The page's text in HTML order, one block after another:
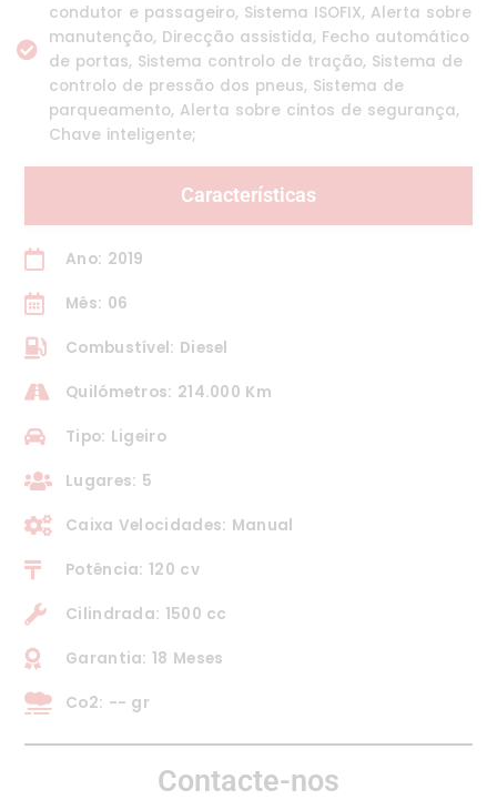
condutor e passageiro, Sistema ISOFIX, Alerta sobre
manutenção, Direcção assistida, Fecho automático
de portas, Sistema controlo de tração, Sistema de
controlo de pressão dos pneus, Sistema de
parqueamento, Alerta sobre cintos de segurança,
Chave inteligente;
Características
Ano: 2019
Mês: 06
Combustível: Diesel
Quilómetros: 214.000 Km
Tipo: Ligeiro
Lugares: 5
Caixa Velocidades: Manual
Potência: 120 cv
Cilindrada: 1500 cc
Garantia: 18 Meses
Co2: -- gr
Contacte-nos